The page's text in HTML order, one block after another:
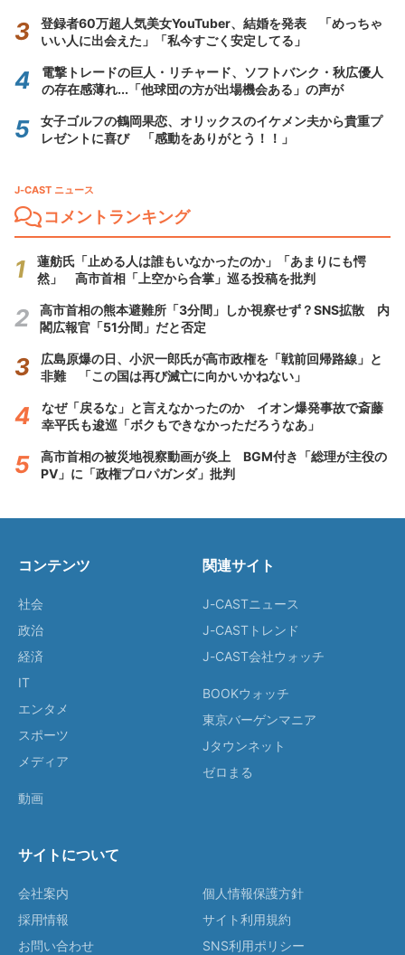
登録者60万超人気美女YouTuber、結婚を発表 「めっちゃ
いい人に出会えた」「私今すごく安定してる」
電撃トレードの巨人・リチャード、ソフトバンク・秋広優人
の存在感薄れ...「他球団の方が出場機会ある」の声が
女子ゴルフの鶴岡果恋、オリックスのイケメン夫から貴重プ
レゼントに喜び 「感動をありがとう！！」
J-CAST ニュース
コメントランキング
蓮舫氏「止める人は誰もいなかったのか」「あまりにも愕
然」 高市首相「上空から合掌」巡る投稿を批判
高市首相の熊本避難所「3分間」しか視察せず？SNS拡散 内
閣広報官「51分間」だと否定
広島原爆の日、小沢一郎氏が高市政権を「戦前回帰路線」と
非難 「この国は再び滅亡に向かいかねない」
なぜ「戻るな」と言えなかったのか イオン爆発事故で斎藤
幸平氏も逡巡「ボクもできなかっただろうなあ」
高市首相の被災地視察動画が炎上 BGM付き「総理が主役の
PV」に「政権プロパガンダ」批判
コンテンツ
社会
政治
経済
IT
エンタメ
スポーツ
メディア
動画
関連サイト
J-CASTニュース
J-CASTトレンド
J-CAST会社ウォッチ
BOOKウォッチ
東京バーゲンマニア
Jタウンネット
ゼロまる
サイトについて
会社案内
採用情報
お問い合わせ
個人情報保護方針
サイト利用規約
SNS利用ポリシー